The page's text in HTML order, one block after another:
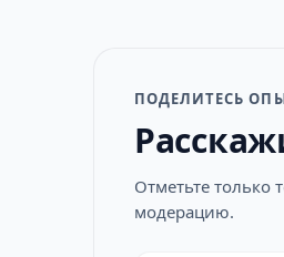
ПОДЕЛИТЕСЬ
Отметьте только
модерацию.